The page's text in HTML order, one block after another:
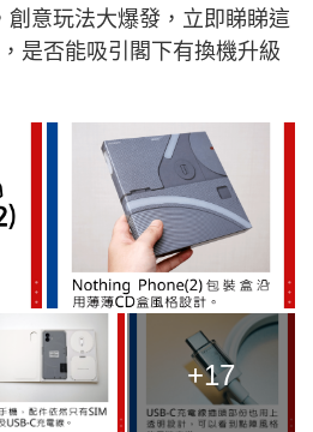
創意玩法大爆發，立即睇睇這
是否能吸引閣下有換機升級
+17